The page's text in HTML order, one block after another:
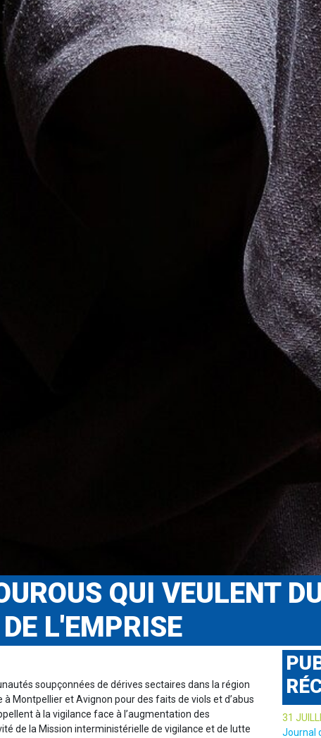
QUI VEULENT
L'EMPRISE
soupçonnées de dérives sectaires dans la région
Montpellier et Avignon pour des faits de viols et d’abus
à la vigilance face à l’augmentation des
de la Mission interministérielle de vigilance et de lutte
31
Journal